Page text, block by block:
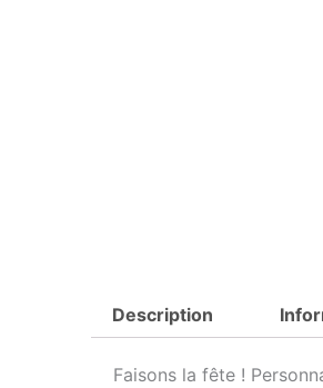
Description
Faisons la fête !